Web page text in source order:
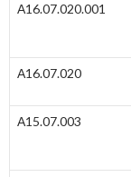
А16.07.020.001
А16.07.020
А15.07.003